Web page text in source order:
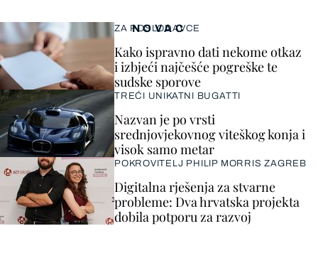
NOVAC
ZA POSLODAVCE
Kako ispravno dati nekome otkaz
i izbjeći najčešće pogreške te
sudske sporove
TREĆI UNIKATNI BUGATTI
Nazvan je po vrsti
srednjovjekovnog viteškog konja i
visok samo metar
POKROVITELJ PHILIP MORRIS ZAGREB
Digitalna rješenja za stvarne
probleme: Dva hrvatska projekta
dobila potporu za razvoj